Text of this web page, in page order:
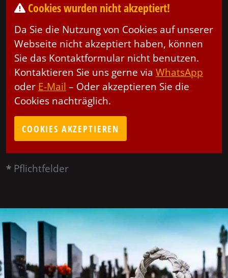
Cookies wurden nicht akzeptiert!
Da Sie die Nutzung von Cookies auf unserer
Webseite nicht akzeptiert haben, können
Sie das Kontaktformular nicht benutzen.
Kontaktieren Sie uns gerne via WhatsApp
oder E-Mail – Oder akzeptieren Sie die
Cookies nachträglich.
COOKIES AKZEPTIEREN
* Pflichtfelder